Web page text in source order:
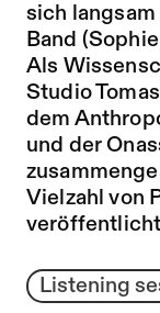
Listening
sich
Band
Als
Studio
dem
und der
Vielzahl von